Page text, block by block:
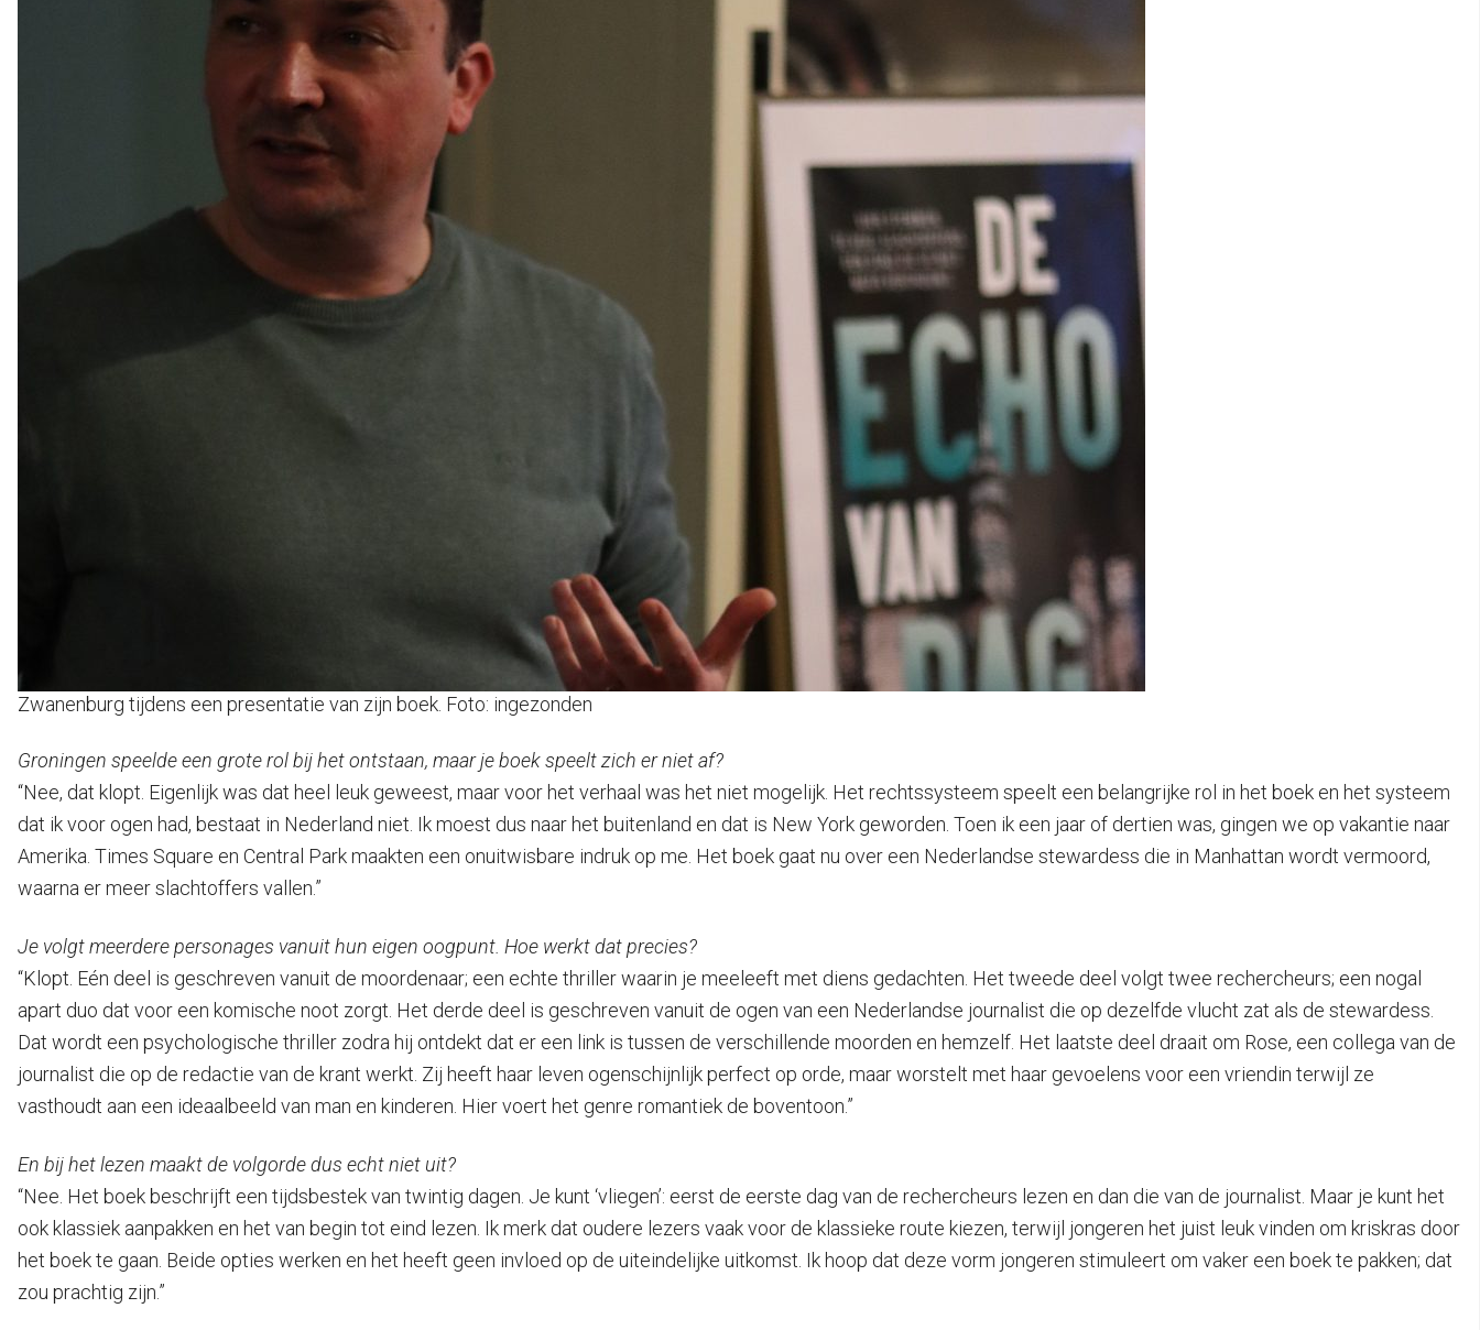
Zwanenburg tijdens een presentatie van zijn boek. Foto: ingezonden
Groningen speelde een grote rol bij het ontstaan, maar je boek speelt zich er niet af?
“Nee, dat klopt. Eigenlijk was dat heel leuk geweest, maar voor het verhaal was het niet mogelijk. Het rechtssysteem speelt een belangrijke rol in het boek en het systeem
dat ik voor ogen had, bestaat in Nederland niet. Ik moest dus naar het buitenland en dat is New York geworden. Toen ik een jaar of dertien was, gingen we op vakantie naar
Amerika. Times Square en Central Park maakten een onuitwisbare indruk op me. Het boek gaat nu over een Nederlandse stewardess die in Manhattan wordt vermoord,
waarna er meer slachtoffers vallen.”
Je volgt meerdere personages vanuit hun eigen oogpunt. Hoe werkt dat precies?
“Klopt. Eén deel is geschreven vanuit de moordenaar; een echte thriller waarin je meeleeft met diens gedachten. Het tweede deel volgt twee rechercheurs; een nogal
apart duo dat voor een komische noot zorgt. Het derde deel is geschreven vanuit de ogen van een Nederlandse journalist die op dezelfde vlucht zat als de stewardess.
Dat wordt een psychologische thriller zodra hij ontdekt dat er een link is tussen de verschillende moorden en hemzelf. Het laatste deel draait om Rose, een collega van de
journalist die op de redactie van de krant werkt. Zij heeft haar leven ogenschijnlijk perfect op orde, maar worstelt met haar gevoelens voor een vriendin terwijl ze
vasthoudt aan een ideaalbeeld van man en kinderen. Hier voert het genre romantiek de boventoon.”
En bij het lezen maakt de volgorde dus echt niet uit?
“Nee. Het boek beschrijft een tijdsbestek van twintig dagen. Je kunt ‘vliegen’: eerst de eerste dag van de rechercheurs lezen en dan die van de journalist. Maar je kunt het
ook klassiek aanpakken en het van begin tot eind lezen. Ik merk dat oudere lezers vaak voor de klassieke route kiezen, terwijl jongeren het juist leuk vinden om kriskras door
het boek te gaan. Beide opties werken en het heeft geen invloed op de uiteindelijke uitkomst. Ik hoop dat deze vorm jongeren stimuleert om vaker een boek te pakken; dat
zou prachtig zijn.”